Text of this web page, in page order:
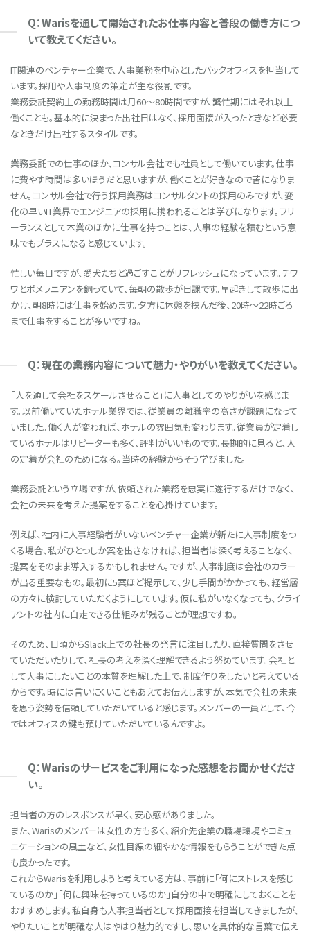
Q：Warisを通して開始されたお仕事内容と普段の働き方につ
いて教えてください。
IT関連のベンチャー企業で、人事業務を中心としたバックオフィスを担当して
います。採用や人事制度の策定が主な役割です。
業務委託契約上の勤務時間は月60〜80時間ですが、繁忙期にはそれ以上
働くことも。基本的に決まった出社日はなく、採用面接が入ったときなど必要
なときだけ出社するスタイルです。
業務委託での仕事のほか、コンサル会社でも社員として働いています。仕事
に費やす時間は多いほうだと思いますが、働くことが好きなので苦になりま
せん。コンサル会社で行う採用業務はコンサルタントの採用のみですが、変
化の早いIT業界でエンジニアの採用に携われることは学びになります。フリ
ーランスとして本業のほかに仕事を持つことは、人事の経験を積むという意
味でもプラスになると感じています。
忙しい毎日ですが、愛犬たちと過ごすことがリフレッシュになっています。チワ
ワとポメラニアンを飼っていて、毎朝の散歩が日課です。早起きして散歩に出
かけ、朝8時には仕事を始めます。夕方に休憩を挟んだ後、20時〜22時ごろ
まで仕事をすることが多いですね。
Q：現在の業務内容について魅力・やりがいを教えてください。
「人を通して会社をスケールさせること」に人事としてのやりがいを感じま
す。以前働いていたホテル業界では、従業員の離職率の高さが課題になって
いました。働く人が変われば、ホテルの雰囲気も変わります。従業員が定着し
ているホテルはリピーターも多く、評判がいいものです。長期的に見ると、人
の定着が会社のためになる。当時の経験からそう学びました。
業務委託という立場ですが、依頼された業務を忠実に遂行するだけでなく、
会社の未来を考えた提案をすることを心掛けています。
例えば、社内に人事経験者がいないベンチャー企業が新たに人事制度をつ
くる場合、私がひとつしか案を出さなければ、担当者は深く考えることなく、
提案をそのまま導入するかもしれません。ですが、人事制度は会社のカラー
が出る重要なもの。最初に5案ほど提示して、少し手間がかかっても、経営層
の方々に検討していただくようにしています。仮に私がいなくなっても、クライ
アントの社内に自走できる仕組みが残ることが理想ですね。
そのため、日頃からSlack上での社長の発言に注目したり、直接質問をさせ
ていただいたりして、社長の考えを深く理解できるよう努めています。会社と
して大事にしたいことの本質を理解した上で、制度作りをしたいと考えている
からです。時には言いにくいこともあえてお伝えしますが、本気で会社の未来
を思う姿勢を信頼していただいていると感じます。メンバーの一員として、今
ではオフィスの鍵も預けていただいているんですよ。
Q：Warisのサービスをご利用になった感想をお聞かせくださ
い。
担当者の方のレスポンスが早く、安心感がありました。
また、Warisのメンバーは女性の方も多く、紹介先企業の職場環境やコミュ
ニケーションの風土など、女性目線の細やかな情報をもらうことができた点
も良かったです。
これからWarisを利用しようと考えている方は、事前に「何にストレスを感じ
ているのか」「何に興味を持っているのか」自分の中で明確にしておくことを
おすすめします。私自身も人事担当者として採用面接を担当してきましたが、
やりたいことが明確な人はやはり魅力的ですし、思いを具体的な言葉で伝え